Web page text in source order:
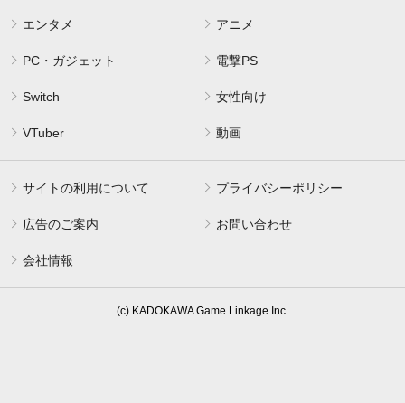
エンタメ アニメ
PC・ガジェット 電撃PS
Switch 女性向け
VTuber 動画
サイトの利用について プライバシーポリシー
広告のご案内 お問い合わせ
会社情報
(c) KADOKAWA Game Linkage Inc.